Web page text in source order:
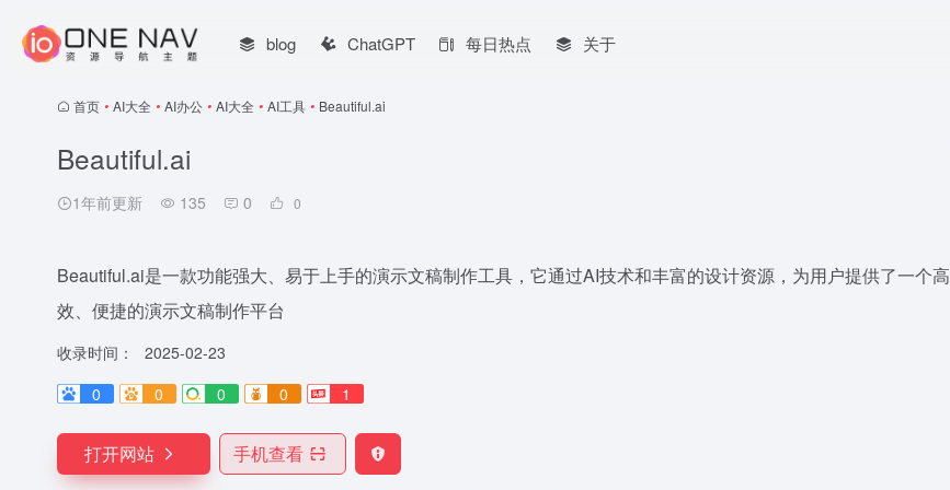
blog ChatGPT 每日热点 关于
首页 • AI大全 • AI办公 • AI大全 • AI工具 • Beautiful.ai
Beautiful.ai
1年前更新 135 0 0
Beautiful.ai是一款功能强大、易于上手的演示文稿制作工具，它通过AI技术和丰富的设计资源，为用户提供了一个高
效、便捷的演示文稿制作平台
收录时间：
2025-02-23
0
0 0 0 1
打开网站 手机查看